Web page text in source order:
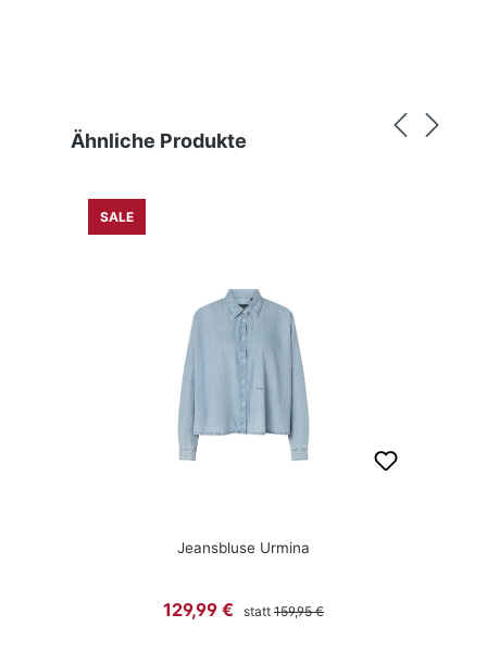
Produktgalerie überspringen
Ähnliche Produkte
SALE
Jeansbluse Urmina
Verkaufspreis:
129,99 € statt Regulärer Preis:
159,95 €